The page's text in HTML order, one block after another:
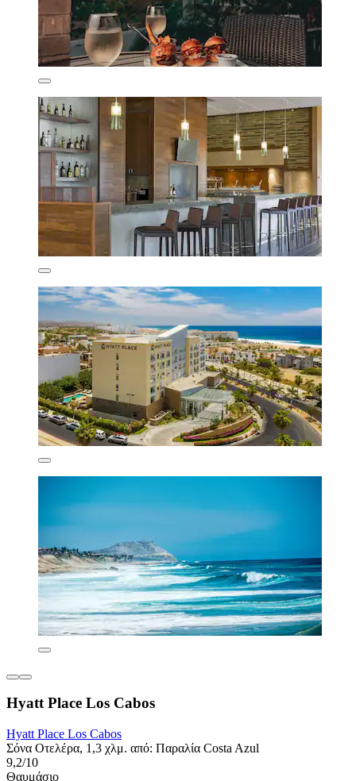
Hyatt Place Los Cabos
Hyatt Place Los Cabos
Σόνα Οτελέρα, 1,3 χλμ. από: Παραλία Costa Azul
9,2/10
Θαυμάσιο